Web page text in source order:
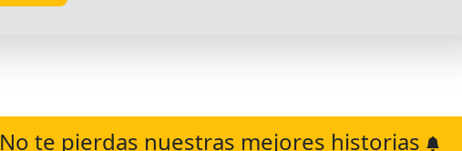
No te pierdas nuestras mejores historias